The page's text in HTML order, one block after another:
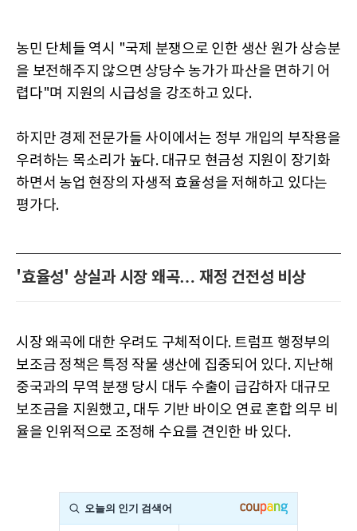
농민 단체들 역시 "국제 분쟁으로 인한 생산 원가 상승분
을 보전해주지 않으면 상당수 농가가 파산을 면하기 어
렵다"며 지원의 시급성을 강조하고 있다.
하지만 경제 전문가들 사이에서는 정부 개입의 부작용을
우려하는 목소리가 높다. 대규모 현금성 지원이 장기화
하면서 농업 현장의 자생적 효율성을 저해하고 있다는
평가다.
'효율성' 상실과 시장 왜곡… 재정 건전성 비상
시장 왜곡에 대한 우려도 구체적이다. 트럼프 행정부의
보조금 정책은 특정 작물 생산에 집중되어 있다. 지난해
중국과의 무역 분쟁 당시 대두 수출이 급감하자 대규모
보조금을 지원했고, 대두 기반 바이오 연료 혼합 의무 비
율을 인위적으로 조정해 수요를 견인한 바 있다.